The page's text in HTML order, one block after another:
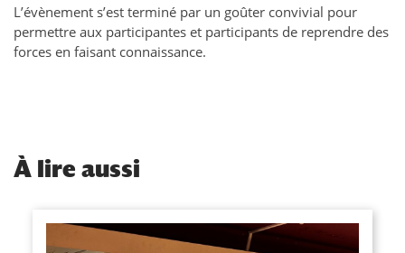
L’évènement s’est terminé par un goûter convivial pour
permettre aux participantes et participants de reprendre des
forces en faisant connaissance.
À lire aussi